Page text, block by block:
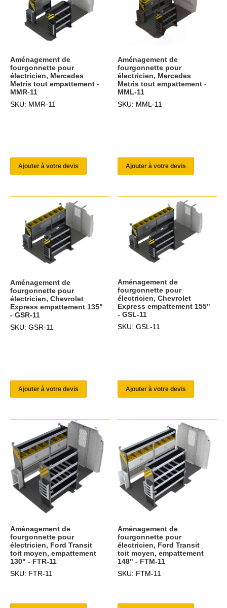
Aménagement de
fourgonnette pour
électricien, Mercedes
Metris tout empattement -
MMR-11
SKU: MMR-11
Ajouter à votre devis
Aménagement de
fourgonnette pour
électricien, Mercedes
Metris tout empattement -
MML-11
SKU: MML-11
Ajouter à votre devis
Aménagement de
fourgonnette pour
électricien, Chevrolet
Express empattement 135"
- GSR-11
SKU: GSR-11
Ajouter à votre devis
Aménagement de
fourgonnette pour
électricien, Chevrolet
Express empattement 155"
- GSL-11
SKU: GSL-11
Ajouter à votre devis
Aménagement de
fourgonnette pour
électricien, Ford Transit
toit moyen, empattement
130" - FTR-11
SKU: FTR-11
Aménagement de
fourgonnette pour
électricien, Ford Transit
toit moyen, empattement
148" - FTM-11
SKU: FTM-11